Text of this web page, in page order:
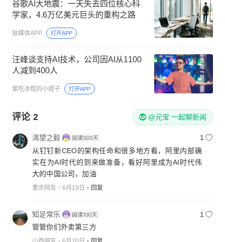
谷歌AI大地震：一天失去四位核心科
学家，4.6万亿美元巨头的重构之路
钛媒体APP 打开APP
汪峰谈支持AI技术，公司因AI从1100
人减到400人
爱吃冰棍的小痞子 打开APP
评论 2 @元宝 一起聊新闻
渴望之毅
1
从钉钉新CEO的架构任命和很多地方看，阿里内部确
实在为AI时代的到来做准备，看好阿里成为AI时代伟
大的中国公司，加油
重庆网友 6月19日 回复
知足常乐
1
管管你们外卖第三方